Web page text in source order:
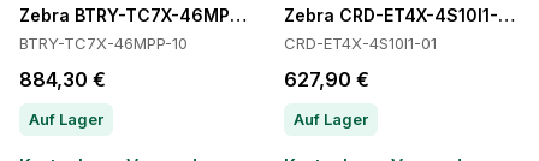
Zebra BTRY-TC7X-46MPP-10 Batteries
BTRY-TC7X-46MPP-10
884,30 €
Auf Lager
Zebra CRD-ET4X-4S10I1-01
CRD-ET4X-4S10I1-01
627,90 €
Auf Lager